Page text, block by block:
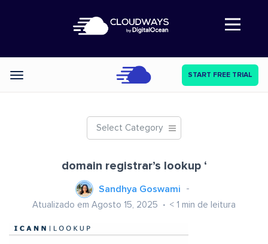
Abre a navegação
Categories START FREE TRIAL
Select Category
domain registrar’s lookup ‘
Sandhya Goswami
Atualizado em Agosto 15, 2025 < 1 min de leitura